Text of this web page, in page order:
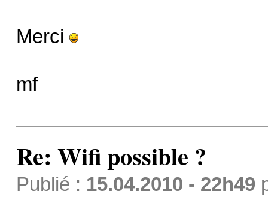
Merci
mf
Re: Wifi possible ?
Publié : 15.04.2010 - 22h49